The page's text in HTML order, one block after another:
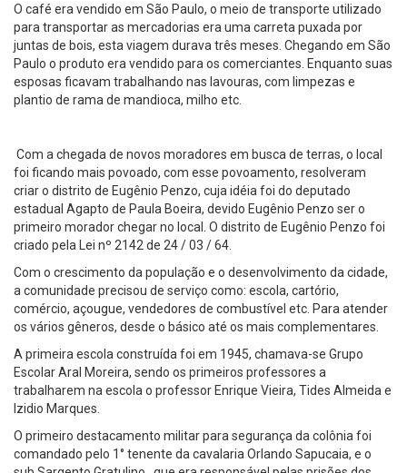
O café era vendido em São Paulo, o meio de transporte utilizado
para transportar as mercadorias era uma carreta puxada por
juntas de bois, esta viagem durava três meses. Chegando em São
Paulo o produto era vendido para os comerciantes. Enquanto suas
esposas ficavam trabalhando nas lavouras, com limpezas e
plantio de rama de mandioca, milho etc.
Com a chegada de novos moradores em busca de terras, o local
foi ficando mais povoado, com esse povoamento, resolveram
criar o distrito de Eugênio Penzo, cuja idéia foi do deputado
estadual Agapto de Paula Boeira, devido Eugênio Penzo ser o
primeiro morador chegar no local. O distrito de Eugênio Penzo foi
criado pela Lei nº 2142 de 24 / 03 / 64.
Com o crescimento da população e o desenvolvimento da cidade,
a comunidade precisou de serviço como: escola, cartório,
comércio, açougue, vendedores de combustível etc. Para atender
os vários gêneros, desde o básico até os mais complementares.
A primeira escola construída foi em 1945, chamava-se Grupo
Escolar Aral Moreira, sendo os primeiros professores a
trabalharem na escola o professor Enrique Vieira, Tides Almeida e
Izidio Marques.
O primeiro destacamento militar para segurança da colônia foi
comandado pelo 1° tenente da cavalaria Orlando Sapucaia, e o